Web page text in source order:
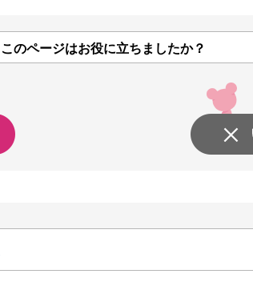
このページはお役に立ちましたか？